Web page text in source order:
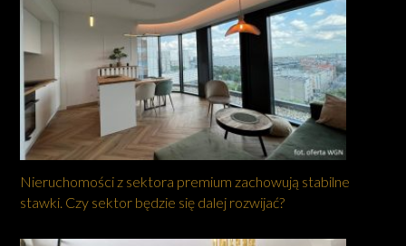
Nieruchomości z sektora premium zachowują stabilne
stawki. Czy sektor będzie się dalej rozwijać?